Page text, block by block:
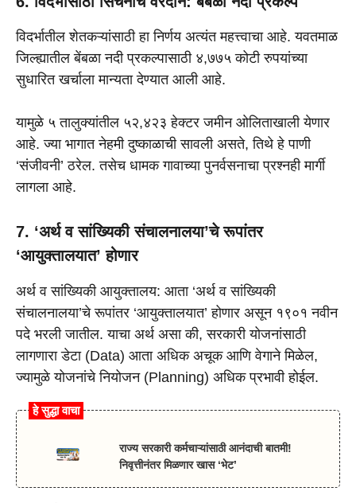
विदर्भातील शेतकऱ्यांसाठी हा निर्णय अत्यंत महत्त्वाचा आहे. यवतमाळ
जिल्ह्यातील बेंबळा नदी प्रकल्पासाठी ४,७७५ कोटी रुपयांच्या
सुधारित खर्चाला मान्यता देण्यात आली आहे.
यामुळे ५ तालुक्यांतील ५२,४२३ हेक्टर जमीन ओलिताखाली येणार
आहे. ज्या भागात नेहमी दुष्काळाची सावली असते, तिथे हे पाणी
‘संजीवनी’ ठरेल. तसेच धामक गावाच्या पुनर्वसनाचा प्रश्नही मार्गी
लागला आहे.
7. ‘अर्थ व सांख्यिकी संचालनालया’चे रूपांतर
‘आयुक्तालयात’ होणार
अर्थ व सांख्यिकी आयुक्तालय: आता ‘अर्थ व सांख्यिकी
संचालनालया’चे रूपांतर ‘आयुक्तालयात’ होणार असून १९०१ नवीन
पदे भरली जातील. याचा अर्थ असा की, सरकारी योजनांसाठी
लागणारा डेटा (Data) आता अधिक अचूक आणि वेगाने मिळेल,
ज्यामुळे योजनांचे नियोजन (Planning) अधिक प्रभावी होईल.
हे सुद्धा वाचा
राज्य सरकारी कर्मचाऱ्यांसाठी आनंदाची बातमी!
निवृत्तीनंतर मिळणार खास ‘भेट’